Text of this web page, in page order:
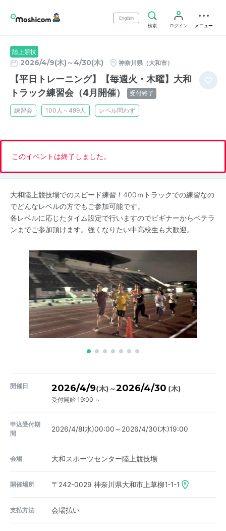
English
検索
ログイン メニュー
陸上競技
2026/4/9(木)～4/30(木) 神奈川県（大和市）
【平日トレーニング】【毎週火・木曜】大和
トラック練習会（4月開催）
受付終了
練習会 100人～499人 レベル問わず
このイベントは終了しました。
大和陸上競技場でのスピード練習！400ｍトラックでの練習なの
でどんなレベルの方でもご参加可能です。
各レベルに応じたタイム設定で行いますのでビギナーからベテラ
ンまでご参加頂けます。強くなりたい中高校生も大歓迎。
開催日 2026/4/9(木) ～2026/4/30 (木)
受付開始 19:00 ～
申込受付期
間
2026/4/8(水)00:00～2026/4/30(木)19:00
会場 大和スポーツセンター陸上競技場
開催場所 〒242-0029 神奈川県大和市上草柳1-1-1
支払方法 会場払い